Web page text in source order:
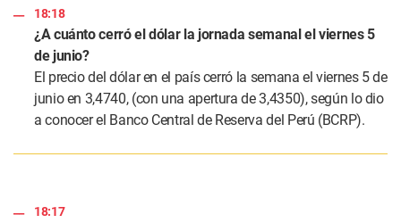
18:18
¿A cuánto cerró el dólar la jornada semanal el viernes 5
de junio?
El precio del dólar en el país cerró la semana el viernes 5 de
junio en 3,4740, (con una apertura de 3,4350), según lo dio
a conocer el Banco Central de Reserva del Perú (BCRP).
18:17